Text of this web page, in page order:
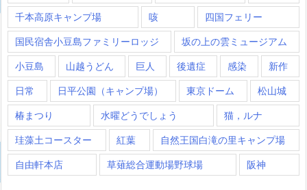
千本高原キャンプ場
咳
四国フェリー
国民宿舎小豆島ファミリーロッジ
坂の上の雲ミュージアム
小豆島
山越うどん 巨人 後遺症 感染
新作
日常
日平公園（キャンプ場） 東京ドーム
松山城
椿まつり
水曜どうでしょう
猫，ルナ
珪藻土コースター
紅葉
自然王国白滝の里キャンプ場
自由軒本店
草薙総合運動場野球場 阪神